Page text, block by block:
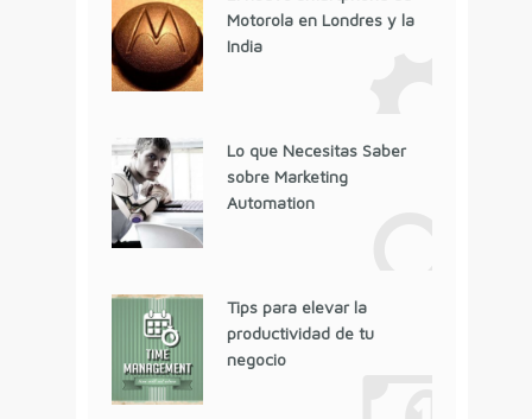
Motorola en Londres y la
India
Lo que Necesitas Saber
sobre Marketing
Automation
Tips para elevar la
productividad de tu
negocio